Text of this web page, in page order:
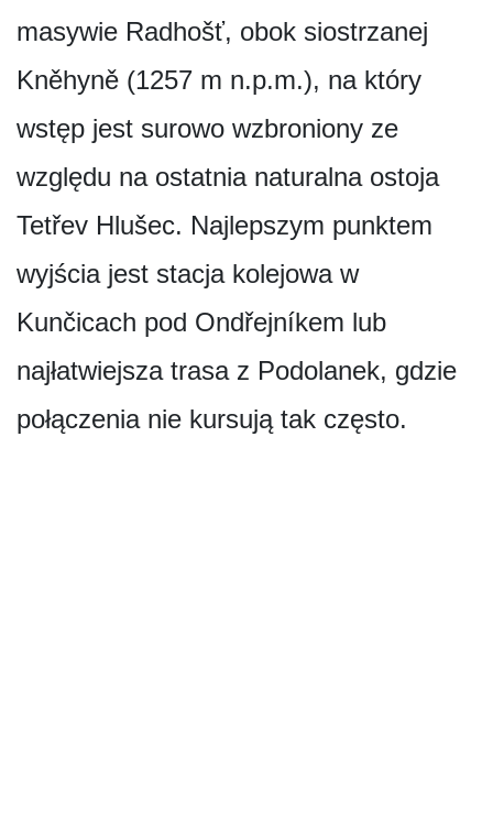
masywie Radhošť, obok siostrzanej
Kněhyně (1257 m n.p.m.), na który
wstęp jest surowo wzbroniony ze
względu na ostatnia naturalna ostoja
Tetřev Hlušec. Najlepszym punktem
wyjścia jest stacja kolejowa w
Kunčicach pod Ondřejníkem lub
najłatwiejsza trasa z Podolanek, gdzie
połączenia nie kursują tak często.